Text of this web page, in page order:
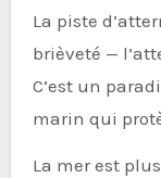
La piste
brièveté —
C’est un
marin qui
La mer est